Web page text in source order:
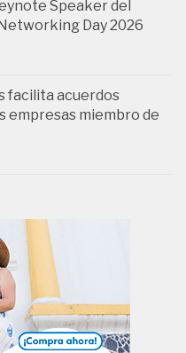
Speaker del
Day 2026
facilita acuerdos
empresas miembro de